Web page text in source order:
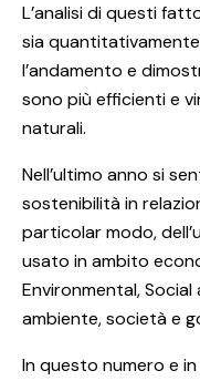
L’analisi di questi
sia
l’andamento e
sono più efficienti e
naturali.
Nell’ultimo anno si
sostenibilità in
particolar modo,
usato in ambito
Environmental,
ambiente, società e
In questo numero e